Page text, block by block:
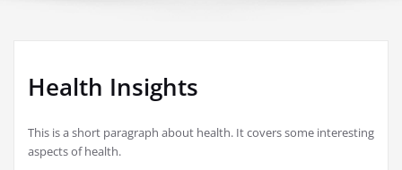
Health Insights
This is a short paragraph about health. It covers some interesting
aspects of health.